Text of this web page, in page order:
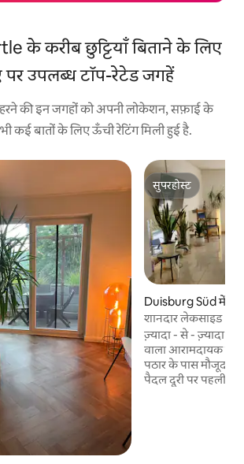
के करीब छुट्टियाँ बिताने के लिए
पर उपलब्ध टॉप-रेटेड जगहें
की इन जगहों को अपनी लोकेशन, सफ़ाई के
कई बातों के लिए ऊँची रेटिंग मिली हुई है.
सुपरहोस्ट
सुपरहोस्ट
Duisburg Süd में घर
शानदार लेकसाइड
ज़्यादा - से - ज़्यादा
वाला आरामदायक
पठार के पास मौजूद
पैदल दूरी पर पहली